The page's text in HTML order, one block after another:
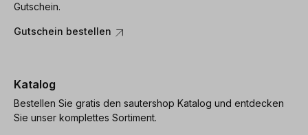
Gutschein.
Gutschein bestellen
Katalog
Bestellen Sie gratis den sautershop Katalog und entdecken
Sie unser komplettes Sortiment.